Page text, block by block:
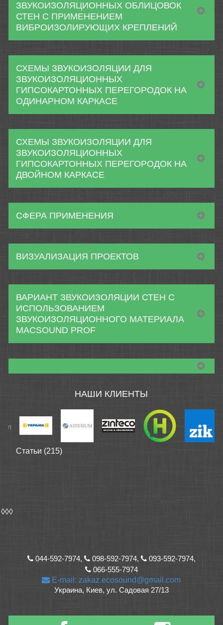
ЗВУКОИЗОЛЯЦИОННЫХ ОБЛИЦОВОК
СТЕН С ПРИМЕНЕНИЕМ
ВИБРОИЗОЛИРУЮЩИХ КРЕПЛЕНИЙ
СХЕМЫ ЗВУКОИЗОЛЯЦИИ ДЛЯ
ЗВУКОИЗОЛЯЦИОННЫХ
ГИПСОКАРТОННЫХ ПЕРЕГОРОДОК НА
ОДИНАРНОМ КАРКАСЕ
СХЕМЫ ЗВУКОИЗОЛЯЦИИ ДЛЯ
ЗВУКОИЗОЛЯЦИОННЫХ
ГИПСОКАРТОННЫХ ПЕРЕГОРОДОК НА
ДВОЙНОМ КАРКАСЕ
СФЕРА ПРИМЕНЕНИЯ
ВИЗУАЛИЗАЦИЯ ПРОЕКТОВ
ВАРИАНТ ЗВУКОИЗОЛЯЦИИ СТЕН С
ИСПОЛЬЗОВАНИЕМ
ЗВУКОИЗОЛЯЦИОННОГО МАТЕРИАЛА
MACSOUND PROF
НАШИ КЛИЕНТЫ
Статьи (215)
◊◊◊
044-592-7974, 098-592-7974,
093-592-7974,
066-555-7974
E-mail: zakaz.ecosound@gmail.com
Украина, Киев, ул. Садовая 27/13